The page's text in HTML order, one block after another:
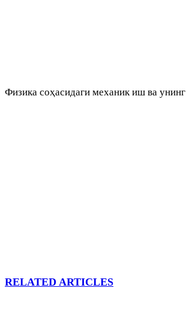
Физика соҳасидаги механик иш ва
RELATED ARTICLES